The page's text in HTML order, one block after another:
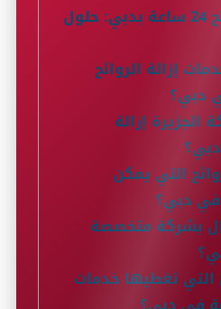
شركة إزالة الروائح 24 ساعة بدبي: حلول
إزالة الروائح
دبي؟
إزالة
التي يمكن
في دبي؟
بشركة متخصصة
تغطيها خدمات